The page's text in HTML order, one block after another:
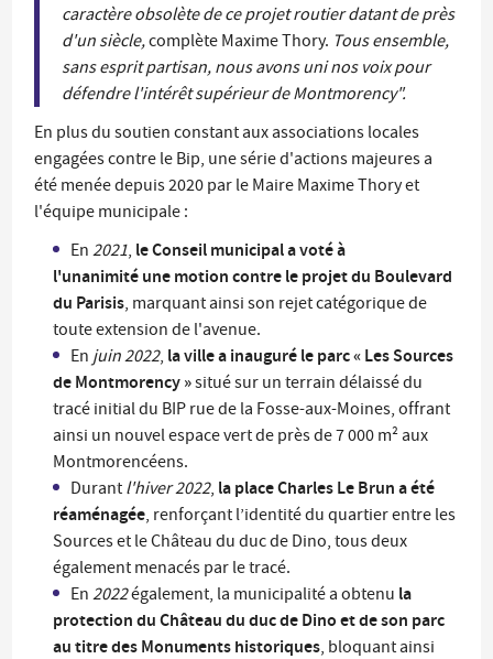
caractère obsolète de ce projet routier datant de près
d'un siècle,complète Maxime Thory. Tous ensemble,
sans esprit partisan, nous avons uni nos voix pour
défendre l'intérêt supérieur de Montmorency".
En plus du soutien constant aux associations locales
engagées contre le Bip, une série d'actions majeures a
été menée depuis 2020 par le Maire Maxime Thory et
l'équipe municipale :
En2021, le Conseil municipal a voté à
l'unanimité une motion contre le projet du Boulevard
du Parisis, marquant ainsi son rejet catégorique de
toute extension de l'avenue.
En juin 2022, la ville a inauguré le parc « Les Sources
de Montmorency »situé sur un terrain délaissé du
tracé initial du BIP rue de la Fosse-aux-Moines, offrant
ainsi un nouvel espace vert de près de 7 000 m² aux
Montmorencéens.
Durant l'hiver 2022, la place Charles Le Brun a été
réaménagée, renforçant l’identité du quartier entre les
Sources et le Château du duc de Dino, tous deux
également menacés par le tracé.
En2022également, la municipalité a obtenu la
protection du Château du duc de Dino et de son parc
au titre des Monuments historiques, bloquant ainsi